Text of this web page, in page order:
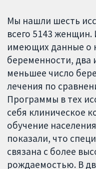
Мы нашли шесть
всего 5143 женщин.
имеющих данные о
беременности, два
меньшее число
лечения по
Программы в тех
себя клиническое
обучение
показали, что
связана с более
рождаемостью. В